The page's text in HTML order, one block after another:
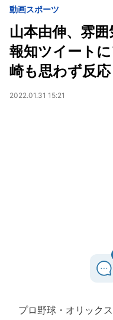
動画スポーツ
山本由伸、雰
報知ツイート
崎も思わず反応
2022.01.31 15:21
プロ野球・オリック